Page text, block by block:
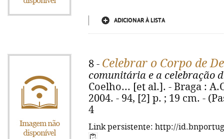
ADICIONAR À LISTA
8 - Celebrar o Corpo de
comunitária e a celebração
Coelho... [et al.]. - Braga :
2004. - 94, [2] p. ; 19 cm. -
4
Link persistente: http://